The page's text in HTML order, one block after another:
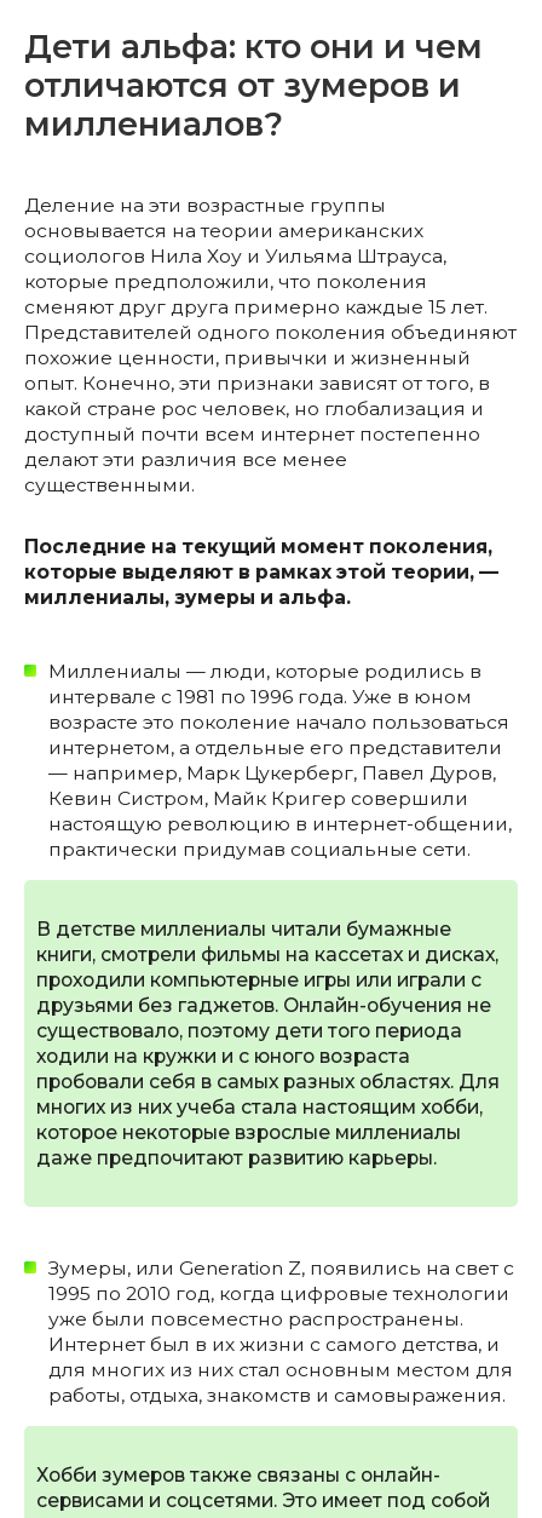
Дети альфа: кто они и чем
отличаются от зумеров и
миллениалов?
Деление на эти возрастные группы
основывается на теории американских
социологов Нила Хоу и Уильяма Штрауса,
которые предположили, что поколения
сменяют друг друга примерно каждые 15 лет.
Представителей одного поколения объединяют
похожие ценности, привычки и жизненный
опыт. Конечно, эти признаки зависят от того, в
какой стране рос человек, но глобализация и
доступный почти всем интернет постепенно
делают эти различия все менее
существенными.
Последние на текущий момент поколения,
которые выделяют в рамках этой теории, —
миллениалы, зумеры и альфа.
Миллениалы — люди, которые родились в
интервале с 1981 по 1996 года. Уже в юном
возрасте это поколение начало пользоваться
интернетом, а отдельные его представители
— например, Марк Цукерберг, Павел Дуров,
Кевин Систром, Майк Кригер совершили
настоящую революцию в интернет-общении,
практически придумав социальные сети.
В детстве миллениалы читали бумажные
книги, смотрели фильмы на кассетах и дисках,
проходили компьютерные игры или играли с
друзьями без гаджетов. Онлайн-обучения не
существовало, поэтому дети того периода
ходили на кружки и с юного возраста
пробовали себя в самых разных областях. Для
многих из них учеба стала настоящим хобби,
которое некоторые взрослые миллениалы
даже предпочитают развитию карьеры.
Зумеры, или Generation Z, появились на свет с
1995 по 2010 год, когда цифровые технологии
уже были повсеместно распространены.
Интернет был в их жизни с самого детства, и
для многих из них стал основным местом для
работы, отдыха, знакомств и самовыражения.
Хобби зумеров также связаны с онлайн-
сервисами и соцсетями. Это имеет под собой